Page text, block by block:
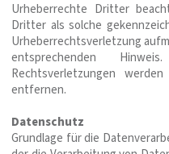
Urheberrechte Dritter
Dritter als solche
Urheberrechtsverletzung
entsprechenden
Rechtsverletzungen
entfernen.
Datenschutz
Grundlage für die